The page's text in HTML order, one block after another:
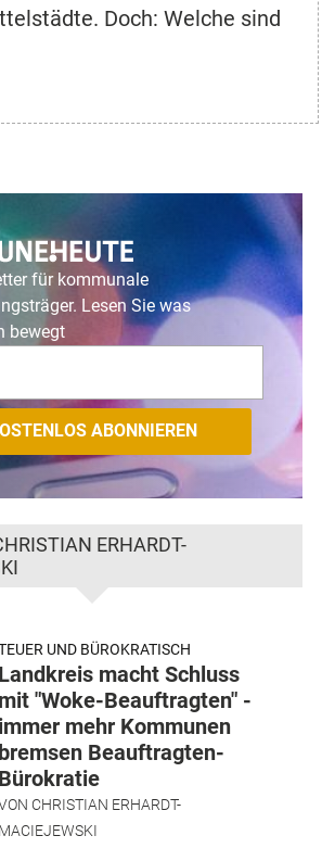
Doch: Welche sind
für kommunale
Lesen Sie was
bewegt
ERHARDT-
UND BÜROKRATISCH
Landkreis macht Schluss
mit "Woke-Beauftragten" -
immer mehr Kommunen
bremsen Beauftragten-
Bürokratie
CHRISTIAN ERHARDT-
MACIEJEWSKI